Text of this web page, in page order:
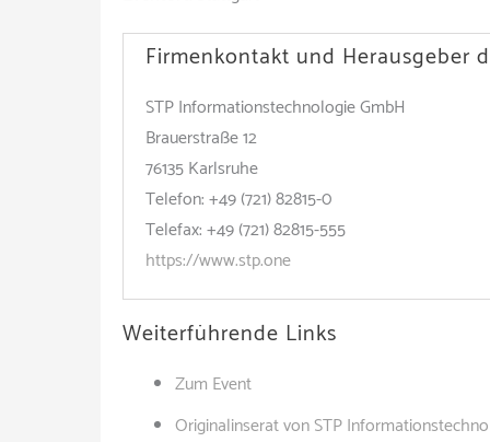
Firmenkontakt und Herausgeber
STP Informationstechnologie GmbH
Brauerstraße 12
76135 Karlsruhe
Telefon: +49 (721) 82815-0
Telefax: +49 (721) 82815-555
https://www.stp.one
Weiterführende Links
Zum Event
Originalinserat von STP